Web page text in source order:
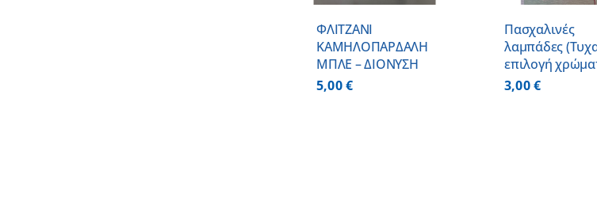
ΦΛΙΤΖΑΝΙ
ΚΑΜΗΛΟΠΑΡΔΑΛΗ
ΜΠΛΕ – ΔΙΟΝΥΣΗ
5,00€
Πασχαλινές
λαμπάδες
επιλογή
3,00€